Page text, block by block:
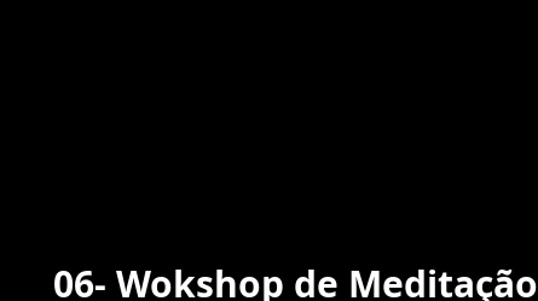
06- Wokshop de Meditação